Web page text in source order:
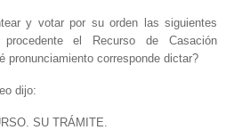
y votar por su orden las siguientes
el Recurso de Casación
pronunciamiento corresponde dictar?
dijo:
SU TRÁMITE.